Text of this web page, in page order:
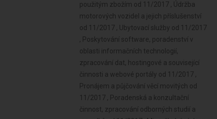
použitým zbožím od 11/2017 , Údržba
motorových vozidel a jejich příslušenství
od 11/2017 , Ubytovací služby od 11/2017
, Poskytování software, poradenství v
oblasti informačních technologií,
zpracování dat, hostingové a související
činnosti a webové portály od 11/2017 ,
Pronájem a půjčování věcí movitých od
11/2017 , Poradenská a konzultační
činnost, zpracování odborných studií a